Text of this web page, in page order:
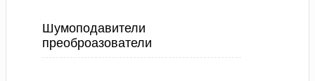
Шумоподавители
преоброазователи